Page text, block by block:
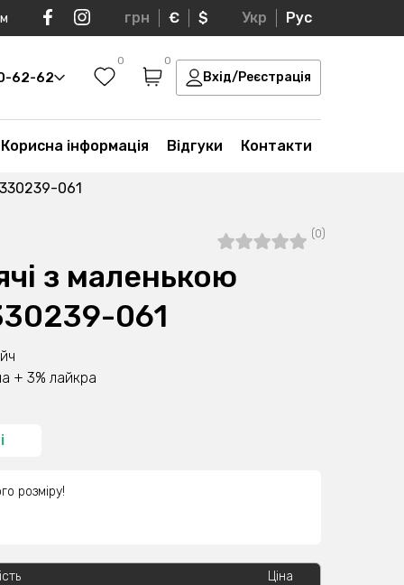
грн € $ Укр Рус
62-62
0 0
Вхід/Реєстрація
Корисна інформація Відгуки Контакти
061
(0)
з маленькою
061
+ 3% лайкра
розміру!
Ціна